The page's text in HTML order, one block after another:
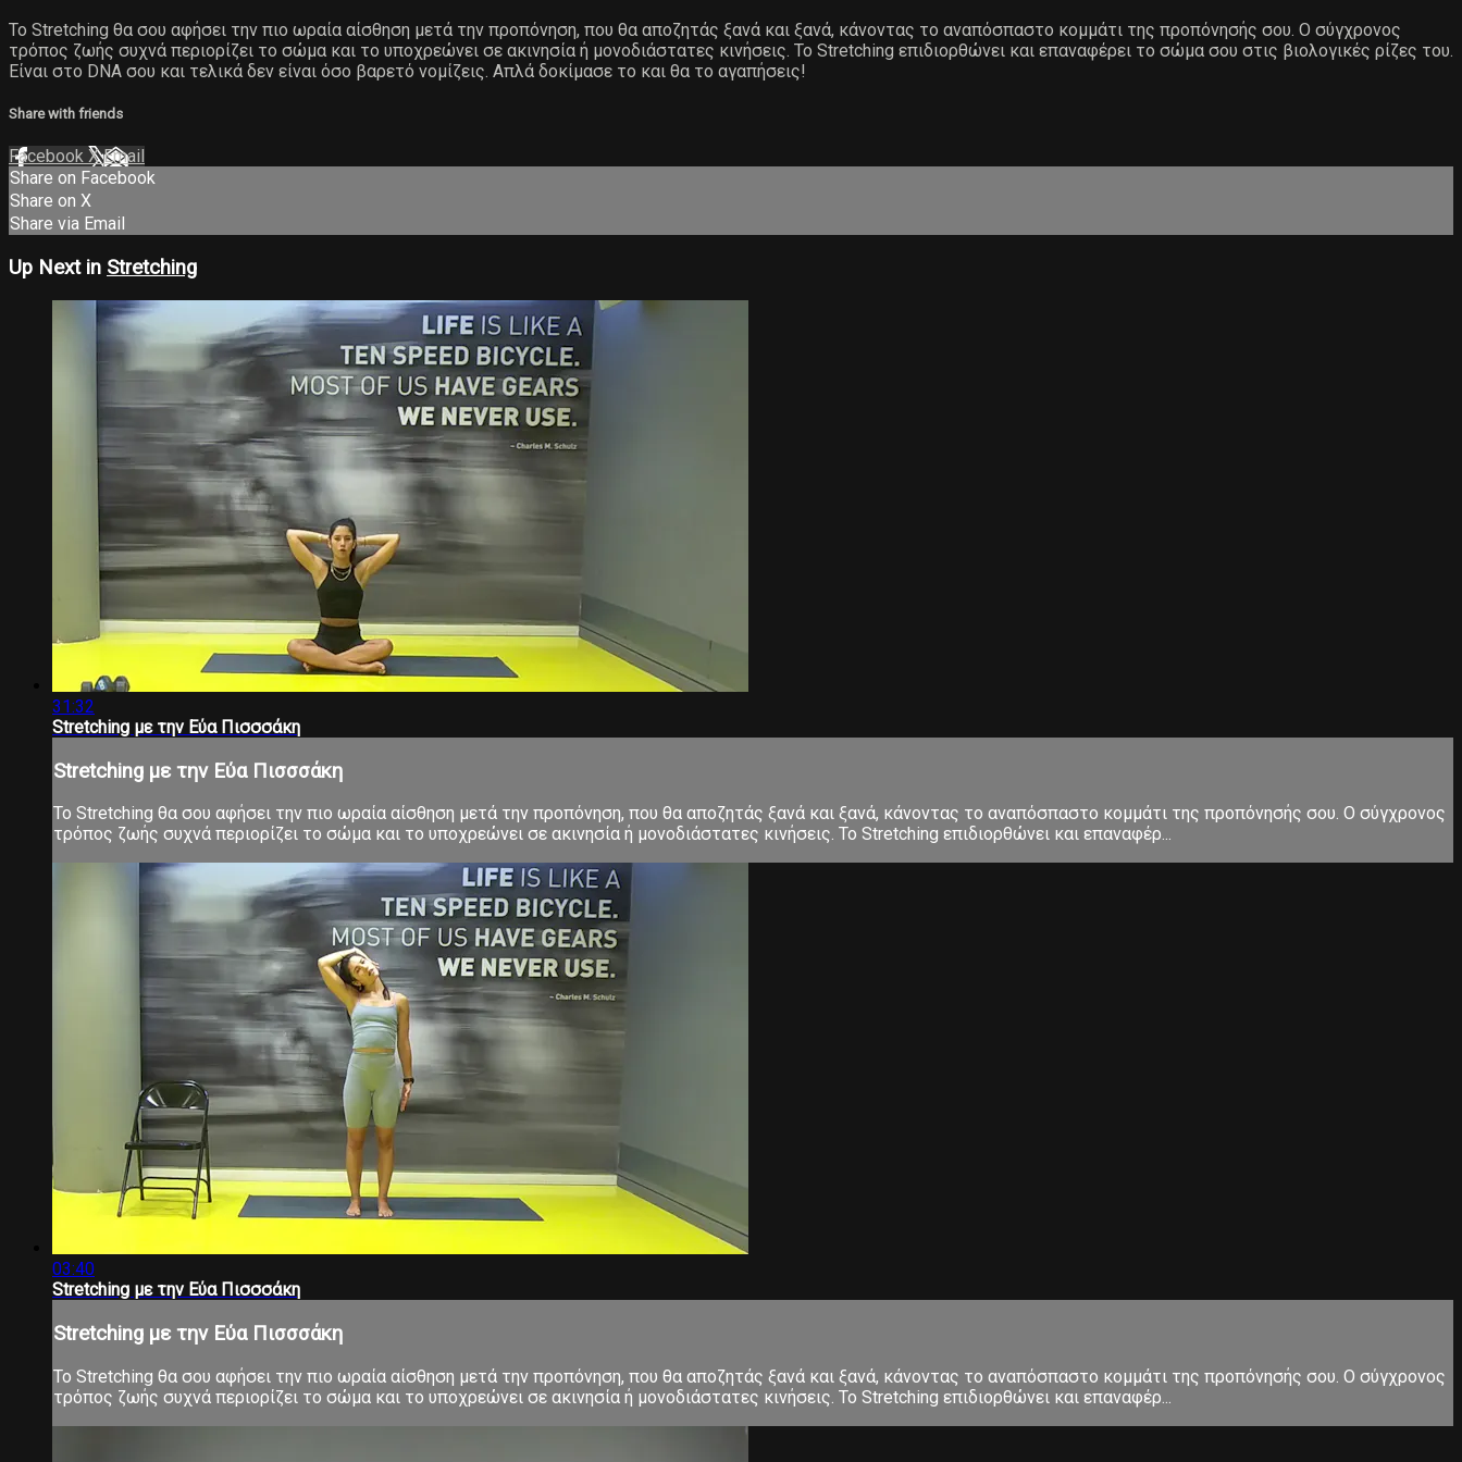
Το Stretching θα σου αφήσει την πιο ωραία αίσθηση μετά την προπόνηση, που θα αποζητάς ξανά και ξανά, κάνοντας το αναπόσπαστο κομμάτι της προπόνησής σου. Ο σύγχρονος
τρόπος ζωής συχνά περιορίζει το σώμα και το υποχρεώνει σε ακινησία ή μονοδιάστατες κινήσεις. Το Stretching επιδιορθώνει και επαναφέρει το σώμα σου στις βιολογικές ρίζες του.
Είναι στο DNA σου και τελικά δεν είναι όσο βαρετό νομίζεις. Απλά δοκίμασε το και θα το αγαπήσεις!
Share with friends
Facebook XEmail
Share on Facebook
Share on X
Share via Email
Up Next in Stretching
31:32
Stretching με την Εύα Πισσσάκη
Stretching με την Εύα Πισσσάκη
Το Stretching θα σου αφήσει την πιο ωραία αίσθηση μετά την προπόνηση, που θα αποζητάς ξανά και ξανά, κάνοντας το αναπόσπαστο κομμάτι της προπόνησής σου. Ο σύγχρονος
τρόπος ζωής συχνά περιορίζει το σώμα και το υποχρεώνει σε ακινησία ή μονοδιάστατες κινήσεις. Το Stretching επιδιορθώνει και επαναφέρ...
03:40
Stretching με την Εύα Πισσσάκη
Stretching με την Εύα Πισσσάκη
Το Stretching θα σου αφήσει την πιο ωραία αίσθηση μετά την προπόνηση, που θα αποζητάς ξανά και ξανά, κάνοντας το αναπόσπαστο κομμάτι της προπόνησής σου. Ο σύγχρονος
τρόπος ζωής συχνά περιορίζει το σώμα και το υποχρεώνει σε ακινησία ή μονοδιάστατες κινήσεις. Το Stretching επιδιορθώνει και επαναφέρ...